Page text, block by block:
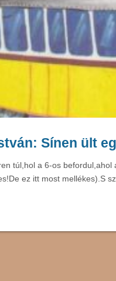
Sínen ült
túl,hol a 6-os
ez itt most mellékes).S